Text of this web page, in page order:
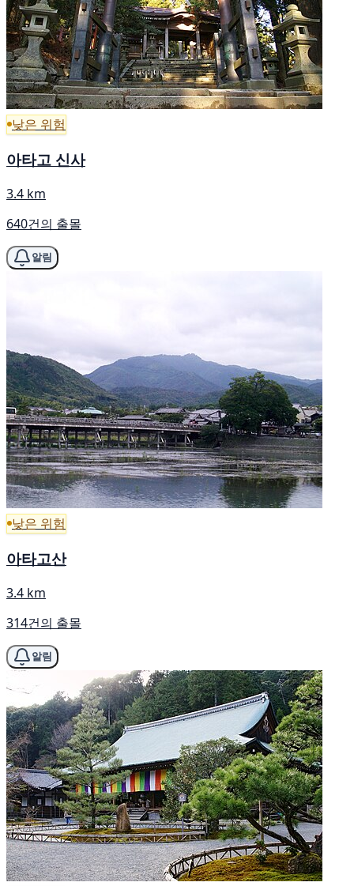
낮은 위험
아타고 신사
3.4 km
640건의 출몰
알림
낮은 위험
아타고산
3.4 km
314건의 출몰
알림